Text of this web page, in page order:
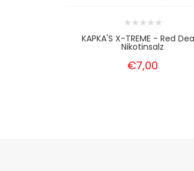
KAPKA'S X-TREME - Red
Nikotinsalz
€7,00